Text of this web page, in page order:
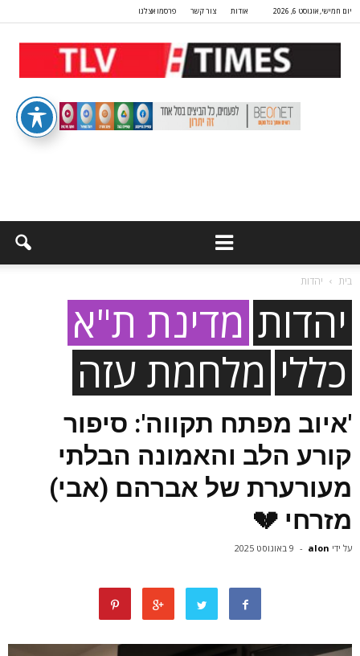
יום חמישי, אוגוסט 6, 2026 אודות צור קשר פרסמו אצלנו
בית יהדות
יהדות מדינת ת"א
כללי מלחמת עזה
'איוב מפתח תקווה': סיפור
קורע הלב והאמונה הבלתי
מעורערת של אברהם (אבי)
מזרחי 💔
על ידי alon
- 9 באוגוסט 2025